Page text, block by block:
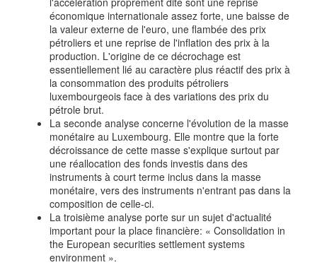
économique internationale assez forte, une baisse de
la valeur externe de l'euro, une flambée des prix
pétroliers et une reprise de l'inflation des prix à la
production. L'origine de ce décrochage est
essentiellement lié au caractère plus réactif des prix à
la consommation des produits pétroliers
luxembourgeois face à des variations des prix du
pétrole brut.
La seconde analyse concerne l'évolution de la masse
monétaire au Luxembourg. Elle montre que la forte
décroissance de cette masse s'explique surtout par
une réallocation des fonds investis dans des
instruments à court terme inclus dans la masse
monétaire, vers des instruments n'entrant pas dans la
composition de celle-ci.
La troisième analyse porte sur un sujet d'actualité
important pour la place financière: « Consolidation in
the European securities settlement systems
environment ».